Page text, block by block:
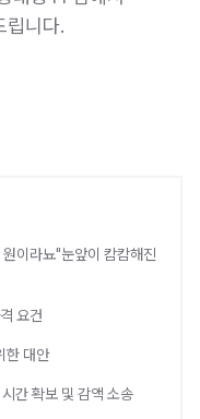
립니다.
이라뇨"눈앞이 캄캄해진
요건
한 대안
간 확보 및 감액 소송